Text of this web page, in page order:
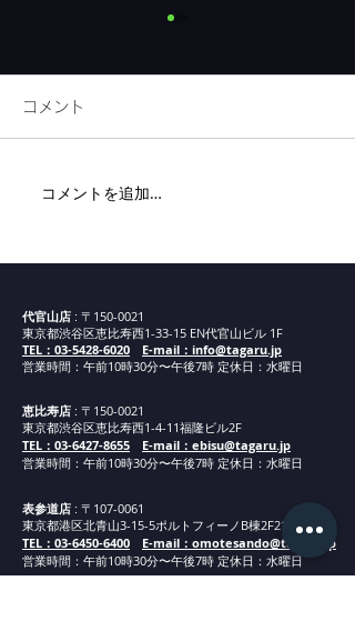
代官山新店舗までの道案
コメント
コメントを追加…
代官山店 : 〒150-0021
東京都渋谷区恵比寿西1-33-15 EN代官山ビル 1F
TEL：03-5428-6020
E-mail：info@tagaru.jp
営業時間：午前10時30分〜午後7時 定休日：水曜日
恵比寿店 : 〒150-0021
東京都渋谷区恵比寿西1-4-11福隆ビル2F
TEL：03-6427-8655
E-mail：ebisu@tagaru.jp
営業時間：午前10時30分〜午後7時 定休日：水曜日
表参道店 : 〒107-0061
東京都港区北青山3-15-5ポルトフィーノB棟2F21
TEL：03-6450-6400
E-mail：omotesando@tagaru.jp
営業時間：午前10時30分〜午後7時 定休日：水曜日